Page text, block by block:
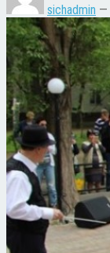
sichadmin —